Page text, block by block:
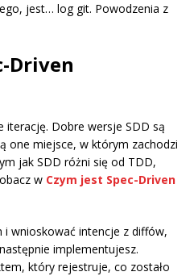
jest… log git. Powodzenia z
Driven
iterację. Dobre wersje SDD są
one miejsce, w którym zachodzi
jak SDD różni się od TDD,
w Czym jest Spec-Driven
wnioskować intencje z diffów,
implementujesz.
który rejestruje, co zostało